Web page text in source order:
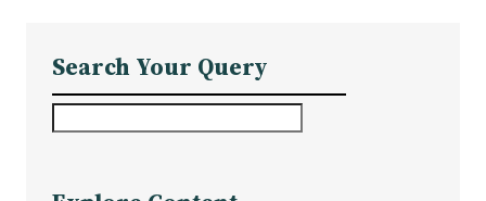
Search Your Query